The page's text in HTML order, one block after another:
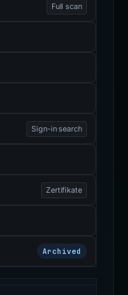
Full scan
Sign-in search
Zertifikate
Archived